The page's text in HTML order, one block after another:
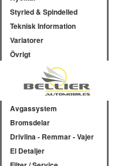
Styrled & Spindelled
Teknisk Information
Variatorer
Övrigt
Avgassystem
Bromsdelar
Drivlina - Remmar - Vajer
El Detaljer